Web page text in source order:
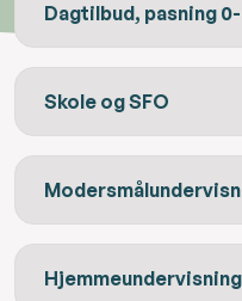
Dagtilbud, pasning
Skole og SFO
Hjemmeundervisning